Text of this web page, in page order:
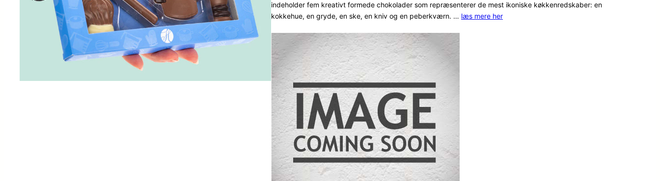
baseret
på
kundebed
ømmelse
indeholder fem kreativt formede chokolader som repræsenterer de mest ikoniske køkkenredskaber: en
kokkehue, en gryde, en ske, en kniv og en peberkværn. … læs mere her